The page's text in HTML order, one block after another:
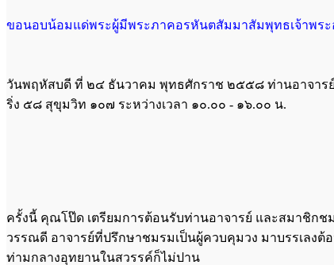
ขอนอบน้อมแด่พระผู้มีพระภาคอรหันตสัมมาสัมพุทธเจ้าพร
วันพฤหัสบดี ที่ ๒๔ ธันวาคม พุทธศักราช ๒๕๕๘ ท่านอาจาร
ริ่ง ๕๘ สุขุมวิท ๑๐๗ ระหว่างเวลา ๑๐.๐๐ - ๑๖.๐๐ น.
ครั้งนี้ คุณโป๊ด เตรียมการต้อนรับท่านอาจารย์ และสมาชิก
วรรณดี อาจารย์ที่ปรึกษาชมรมเป็นผู้ควบคุมวง มาบรรเลง
ท่ามกลางอุทยานในสวรรค์ก็ไม่ปาน